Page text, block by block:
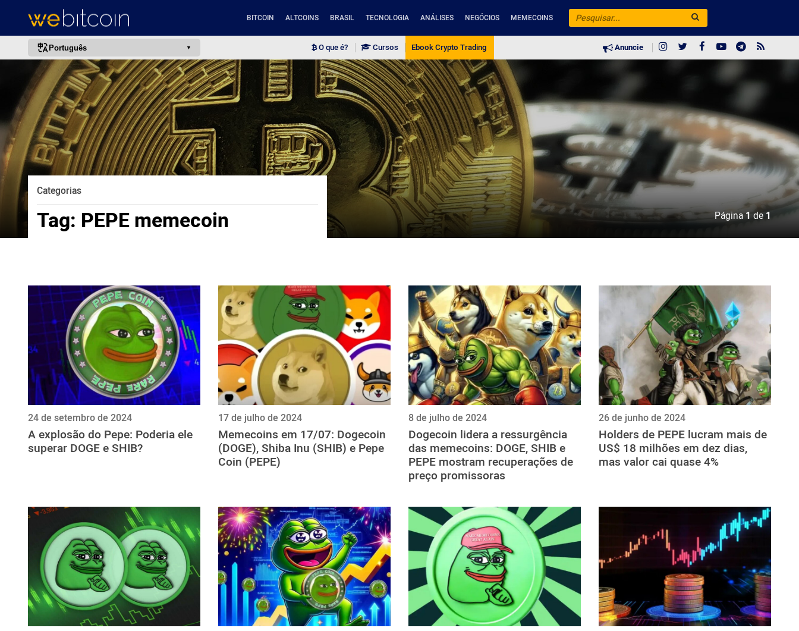
BITCOIN ALTCOINS BRASIL TECNOLOGIA ANÁLISES NEGÓCIOS MEMECOINS
Português
português (BR)
english
español
français
italiano
deutsch
русский
ქართული
polski
vietnamese
O que é? Cursos Ebook Crypto Trading Anuncie
Categorias
Tag: PEPE memecoin Página1de 1
24 de setembro de 2024
A explosão do Pepe: Poderia ele
superar DOGE e SHIB?
17 de julho de 2024
Memecoins em 17/07: Dogecoin
(DOGE), Shiba Inu (SHIB) e Pepe
Coin (PEPE)
8 de julho de 2024
Dogecoin lidera a ressurgência
das memecoins: DOGE, SHIB e
PEPE mostram recuperações de
preço promissoras
26 de junho de 2024
Holders de PEPE lucram mais de
US$ 18 milhões em dez dias,
mas valor cai quase 4%